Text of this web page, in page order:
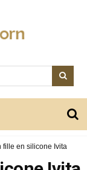
fille en silicone Ivita